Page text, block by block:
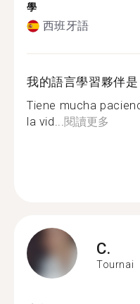
學
西班牙語
我的語言學習夥伴是
Tiene mucha
la vid...閱讀更多
C.
Tournai